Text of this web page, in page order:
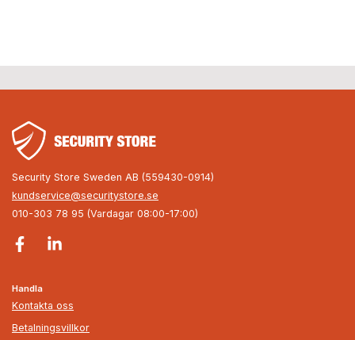
Security Store Sweden AB (559430-0914)
kundservice@securitystore.se
010-303 78 95 (Vardagar 08:00-17:00)
Handla
Kontakta oss
Betalningsvillkor